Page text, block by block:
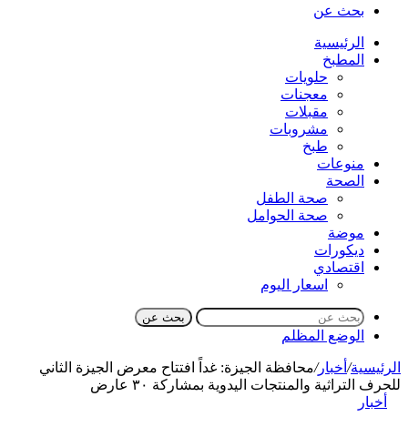
بحث عن
الرئيسية
المطبخ
حلويات
معجنات
مقبلات
مشروبات
طبخ
منوعات
الصحة
صحة الطفل
صحة الحوامل
موضة
ديكورات
اقتصادي
اسعار اليوم
بحث عن
الوضع المظلم
الرئيسية/ أخبار/محافظة الجيزة: غداً افتتاح معرض الجيزة الثاني
للحرف التراثية والمنتجات اليدوية بمشاركة ٣٠ عارض
أخبار